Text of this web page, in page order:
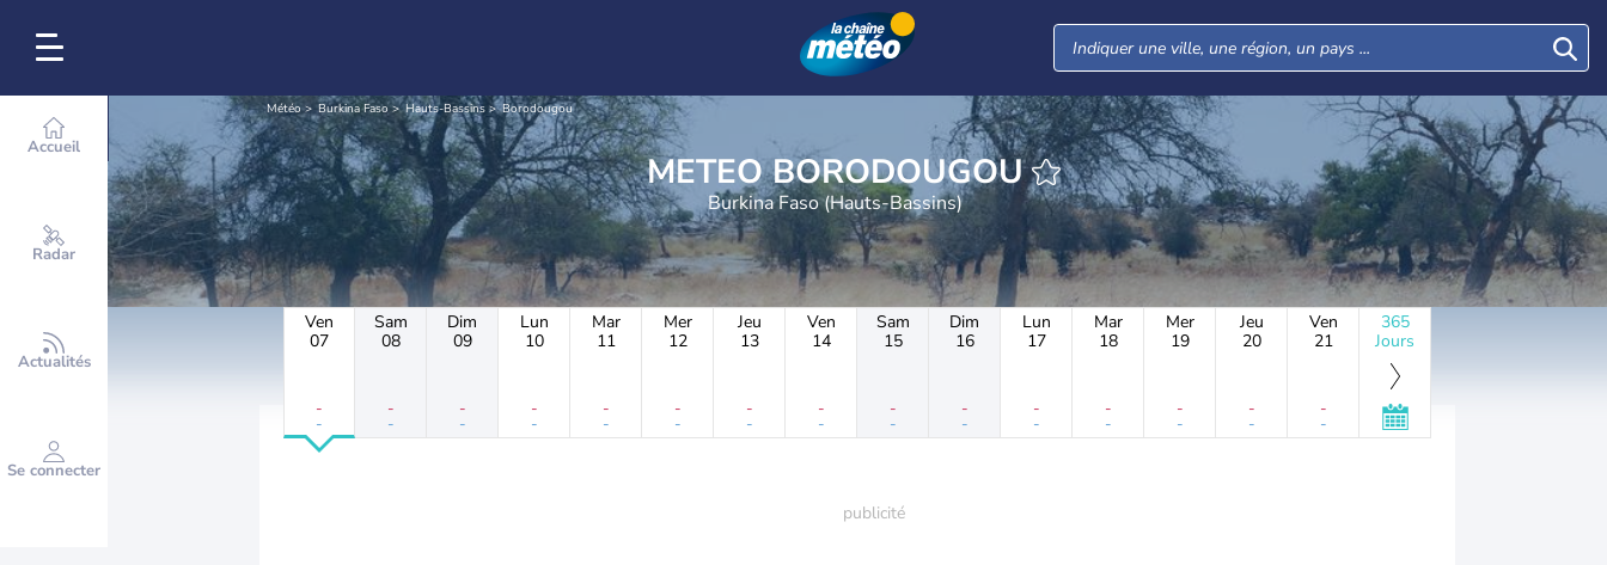
Accueil
Radar
Actualités
Se connecter
Météo Burkina Faso Hauts-Bassins Borodougou
METEO BORODOUGOU
Burkina Faso (Hauts-Bassins)
Ven
07
-
-
Sam
08
-
-
Dim
09
-
-
Lun
10
-
-
Mar
11
-
-
Mer
12
-
-
Jeu
13
-
-
Ven
14
-
-
Sam
15
-
-
Dim
16
-
-
Lun
17
-
-
Mar
18
-
-
Mer
19
-
-
Jeu
20
-
-
Ven
21
-
-
365
Jours